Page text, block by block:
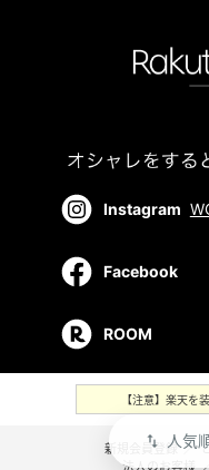
swap_vert 人気
Instagram
Facebook
ROOM
【注意】楽天を
新規会員登録 ／
法人のお客様